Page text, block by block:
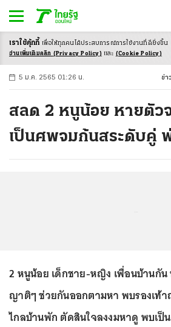
-ก ก ก+
5 ม.ค. 2565 01:26 น. ข่าว
สลด 2 หนูน้อย หายตัว
เป็นศพจมก้นสระดับคู่
2 หนูน้อย เด็กชาย-หญิง เพื่อนบ้านกั
ญาติๆ ช่วยกันออกตามหา พบรองเท้า
ไกลบ้านพัก ตัดสินใจลงงมหาดู พบเ
เราใช้คุ้กกี้ เพื่อให้ทุกคนได้ประสบการณ์การใช้งานที่ดียิ่งขึ้น
อ่านเพิ่มเติมคลิก (Privacy Policy) และ (Cookie Policy)